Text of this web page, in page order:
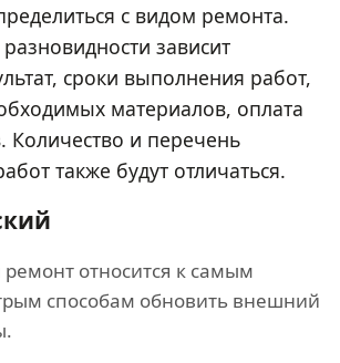
с видом ремонта.
зависит
сроки выполнения работ,
материалов, оплата
Количество и перечень
также будут отличаться.
относится к самым
способам обновить внешний